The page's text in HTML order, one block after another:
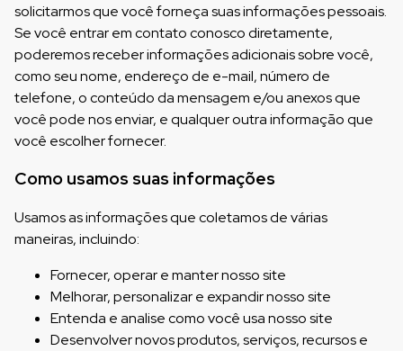
solicitarmos que você forneça suas informações pessoais.
Se você entrar em contato conosco diretamente,
poderemos receber informações adicionais sobre você,
como seu nome, endereço de e-mail, número de
telefone, o conteúdo da mensagem e/ou anexos que
você pode nos enviar, e qualquer outra informação que
você escolher fornecer.
Como usamos suas informações
Usamos as informações que coletamos de várias
maneiras, incluindo:
Fornecer, operar e manter nosso site
Melhorar, personalizar e expandir nosso site
Entenda e analise como você usa nosso site
Desenvolver novos produtos, serviços, recursos e